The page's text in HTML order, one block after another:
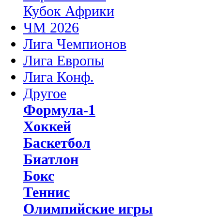
Кубок Африки
ЧМ 2026
Лига Чемпионов
Лига Европы
Лига Конф.
Другое
Формула-1
Хоккей
Баскетбол
Биатлон
Бокс
Теннис
Олимпийские игры